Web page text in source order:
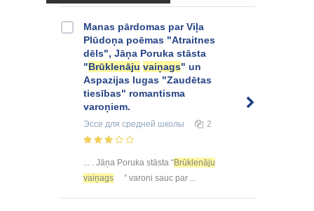
Manas pārdomas par Viļa
Plūdoņa poēmas "Atraitnes
dēls", Jāņa Poruka stāsta
"Brūklenāju vaiņags" un
Aspazijas lugas "Zaudētas
tiesības" romantisma
varoņiem.
Эссе для средней школы 2
... . Jāņa Poruka stāsta “Brūklenāju
vaiņags
” varoni sauc par ...